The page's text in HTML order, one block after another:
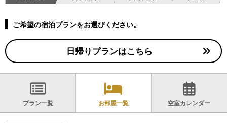
ご希望の宿泊プランをお選びください。
日帰りプランはこちら
プラン一覧 お部屋一覧 空室カレンダー